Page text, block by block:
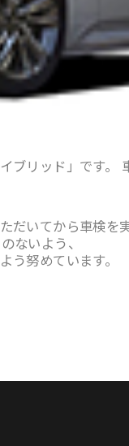
リッド」です。
いてから車検を
ないよう、
努めています。